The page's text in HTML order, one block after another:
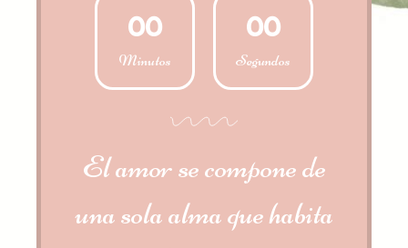
00
Minutos
00
Segundos
El amor se compone de
una sola alma que habita